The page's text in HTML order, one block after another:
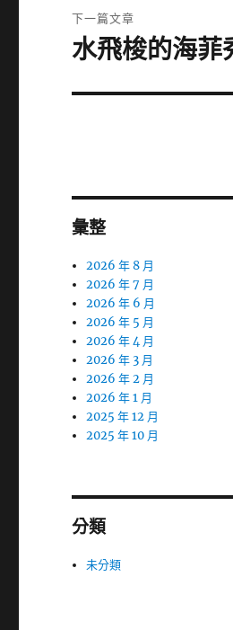
文
章:
下一篇文章
下
篇
水飛梭的海菲
彙整
2026 年 8 月
2026 年 7 月
2026 年 6 月
2026 年 5 月
2026 年 4 月
2026 年 3 月
2026 年 2 月
2026 年 1 月
2025 年 12 月
2025 年 10 月
分類
未分類